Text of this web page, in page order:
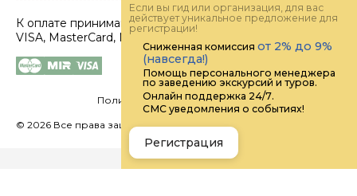
К оплате принимаются карты
VISA, MasterCard, МИР
Политика конфиденциальности
© 2026 Все права защищены.
Если вы гид или организация, для вас
действует уникальное предложение для
регистрации!
Сниженная комиссия от 2% до 9%
(навсегда!)
Помощь персонального менеджера
по заведению экскурсий и туров.
Онлайн поддержка 24/7.
СМС уведомления о событиях!
Регистрация